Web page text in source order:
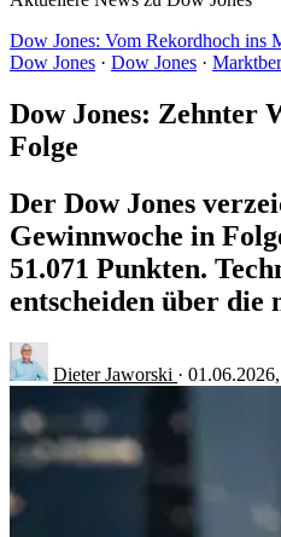
Dow Jones: Vom Rekordhoch ins
Dow Jones · Dow Jones ·
Dow Jones: Zehnter
Folge
Der Dow Jones
Gewinnwoche in
51.071 Punkten.
entscheiden über die
Dieter Jaworski ·